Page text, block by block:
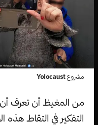
مشروعYolocaust
من المغيظ أن تعرف
التفكير في التقاط هذه